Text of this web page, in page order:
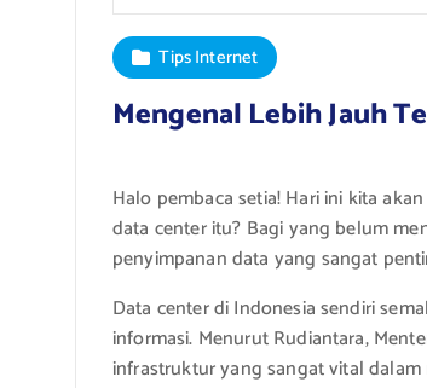
Tips Internet
Mengenal Lebih Jauh
Halo pembaca setia! Hari ini kita
data center itu? Bagi yang belum
penyimpanan data yang sangat
Data center di Indonesia sendiri
informasi. Menurut Rudiantara,
infrastruktur yang sangat vital